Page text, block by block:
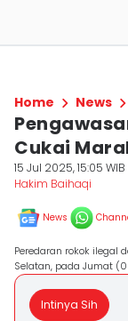
Home News
Cukai
15 Jul 2025, 15:05 WIB
Hakim Baihaqi
News
Peredaran rokok ilegal
Selatan, pada Jumat
Intinya Sih